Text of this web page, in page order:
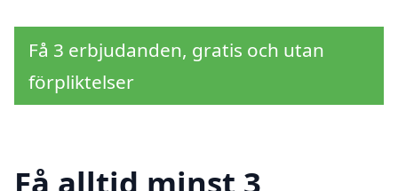
Få 3 erbjudanden, gratis och utan
förpliktelser
Få alltid minst 3